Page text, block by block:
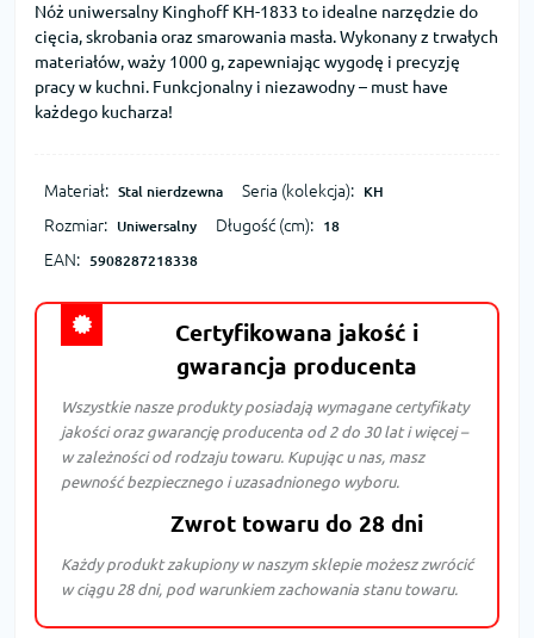
Nóż uniwersalny Kinghoff KH-1833 to idealne narzędzie do
cięcia, skrobania oraz smarowania masła. Wykonany z trwałych
materiałów, waży 1000 g, zapewniając wygodę i precyzję
pracy w kuchni. Funkcjonalny i niezawodny – must have
każdego kucharza!
Materiał: Stal nierdzewna Seria (kolekcja): KH
Rozmiar: Uniwersalny Długość (cm): 18
EAN: 5908287218338
Certyfikowana jakość i
gwarancja producenta
Wszystkie nasze produkty posiadają wymagane certyfikaty
jakości oraz gwarancję producenta od 2 do 30 lat i więcej –
w zależności od rodzaju towaru. Kupując u nas, masz
pewność bezpiecznego i uzasadnionego wyboru.
Zwrot towaru do 28 dni
Każdy produkt zakupiony w naszym sklepie możesz zwrócić
w ciągu 28 dni, pod warunkiem zachowania stanu towaru.